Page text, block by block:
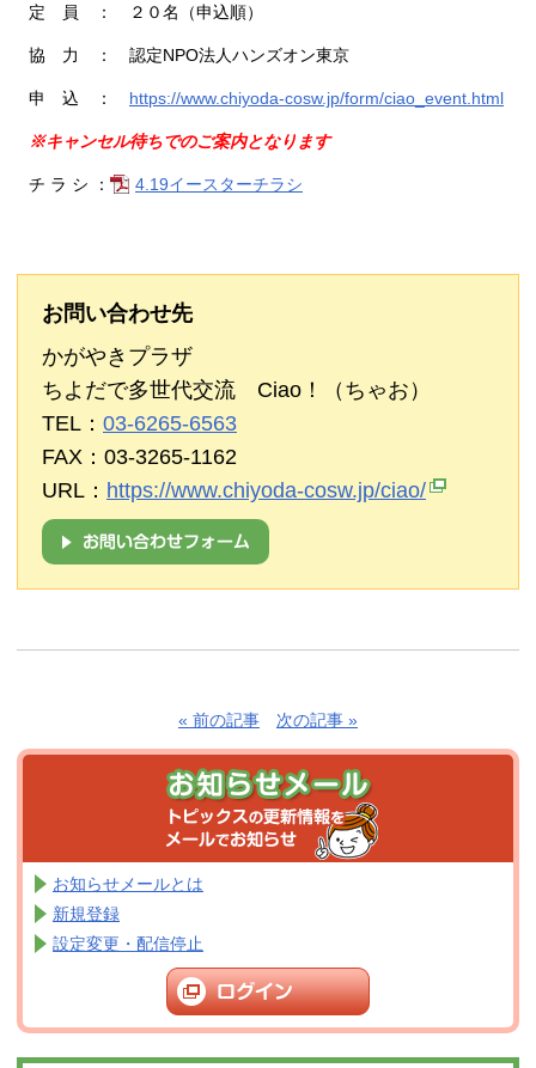
定 員 ： ２０名（申込順）
協 力 ： 認定NPO法人ハンズオン東京
申 込 ： https://www.chiyoda-cosw.jp/form/ciao_event.html
※キャンセル待ちでのご案内となります
チ ラ シ ： 4.19イースターチラシ
お問い合わせ先
かがやきプラザ
ちよだで多世代交流 Ciao！（ちゃお）
TEL： 03-6265-6563
FAX：03-3265-1162
URL： https://www.chiyoda-cosw.jp/ciao/
« 前の記事 次の記事 »
お知らせメールとは
新規登録
設定変更・配信停止